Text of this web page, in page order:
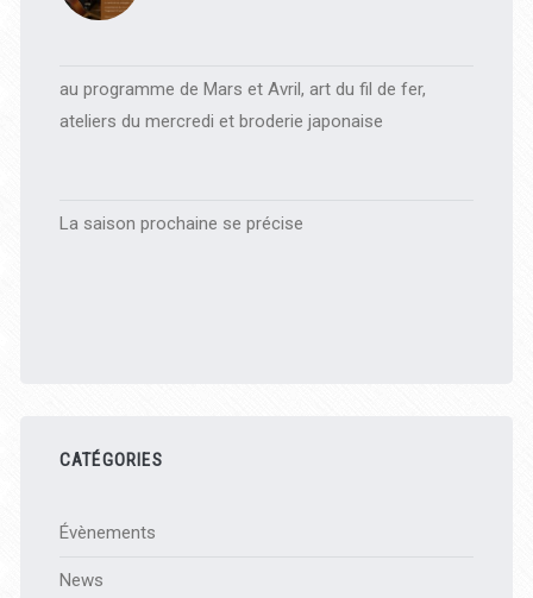
au programme de Mars et Avril, art du fil de fer,
ateliers du mercredi et broderie japonaise
La saison prochaine se précise
CATÉGORIES
Évènements
News